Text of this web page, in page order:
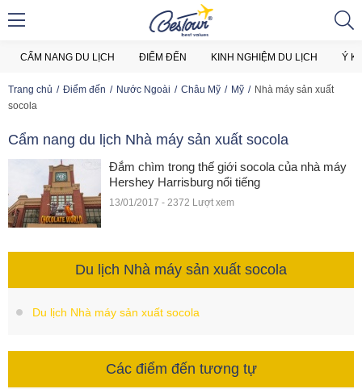
CẨM NANG DU LỊCH ĐIỂM ĐẾN KINH NGHIỆM DU LỊCH Ý
Trang chủ Điểm đến Nước Ngoài Châu Mỹ Mỹ
Nhà máy sản xuất
socola
Cẩm nang du lịch Nhà máy sản xuất socola
Đắm chìm trong thế giới socola của nhà máy
Hershey Harrisburg nổi tiếng
13/01/2017 - 2372 Lượt xem
Du lịch Nhà máy sản xuất socola
Du lịch Nhà máy sản xuất socola
Các điểm đến tương tự